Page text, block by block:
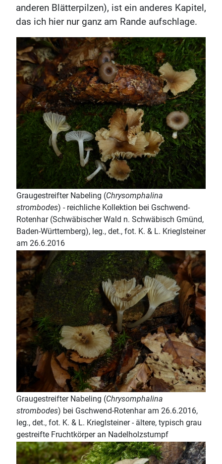
anderen Blätterpilzen), ist ein anderes Kapitel,
das ich hier nur ganz am Rande aufschlage.
Graugestreifter Nabeling (Chrysomphalina
strombodes) - reichliche Kollektion bei Gschwend-
Rotenhar (Schwäbischer Wald n. Schwäbisch Gmünd,
Baden-Württemberg), leg., det., fot. K. & L. Krieglsteiner
am 26.6.2016
Graugestreifter Nabeling (Chrysomphalina
strombodes) bei Gschwend-Rotenhar am 26.6.2016,
leg., det., fot. K. & L. Krieglsteiner - ältere, typisch grau
gestreifte Fruchtkörper an Nadelholzstumpf